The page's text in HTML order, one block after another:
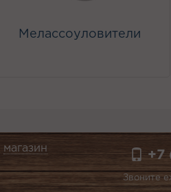
Мелассоуловители
магазин
+7
Звоните